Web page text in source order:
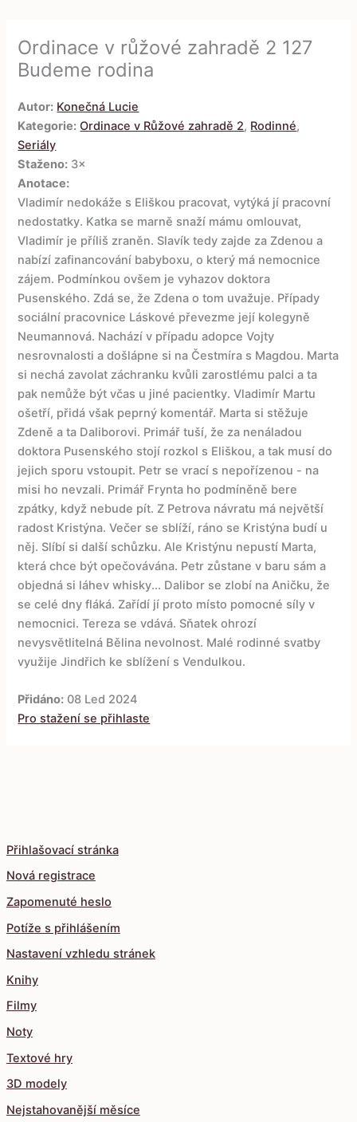
Přihlašovací stránka
Nová registrace
Zapomenuté heslo
Potíže s přihlášením
Nastavení vzhledu stránek
Knihy
Filmy
Noty
Textové hry
3D modely
Nejstahovanější měsíce
Ordinace v růžové zahradě 2 127
Budeme rodina
Autor: Konečná Lucie
Kategorie: Ordinace v Růžové zahradě 2, Rodinné,
Seriály
Staženo: 3×
Anotace:
Vladimír nedokáže s Eliškou pracovat, vytýká jí pracovní
nedostatky. Katka se marně snaží mámu omlouvat,
Vladimír je příliš zraněn. Slavík tedy zajde za Zdenou a
nabízí zafinancování babyboxu, o který má nemocnice
zájem. Podmínkou ovšem je vyhazov doktora
Pusenského. Zdá se, že Zdena o tom uvažuje. Případy
sociální pracovnice Láskové převezme její kolegyně
Neumannová. Nachází v případu adopce Vojty
nesrovnalosti a došlápne si na Čestmíra s Magdou. Marta
si nechá zavolat záchranku kvůli zarostlému palci a ta
pak nemůže být včas u jiné pacientky. Vladimír Martu
ošetří, přidá však peprný komentář. Marta si stěžuje
Zdeně a ta Daliborovi. Primář tuší, že za nenáladou
doktora Pusenského stojí rozkol s Eliškou, a tak musí do
jejich sporu vstoupit. Petr se vrací s nepořízenou - na
misi ho nevzali. Primář Frynta ho podmíněně bere
zpátky, když nebude pít. Z Petrova návratu má největší
radost Kristýna. Večer se sblíží, ráno se Kristýna budí u
něj. Slíbí si další schůzku. Ale Kristýnu nepustí Marta,
která chce být opečovávána. Petr zůstane v baru sám a
objedná si láhev whisky... Dalibor se zlobí na Aničku, že
se celé dny fláká. Zařídí jí proto místo pomocné síly v
nemocnici. Tereza se vdává. Sňatek ohrozí
nevysvětlitelná Bělina nevolnost. Malé rodinné svatby
využije Jindřich ke sblížení s Vendulkou.
Přidáno: 08 Led 2024
Pro stažení se přihlaste